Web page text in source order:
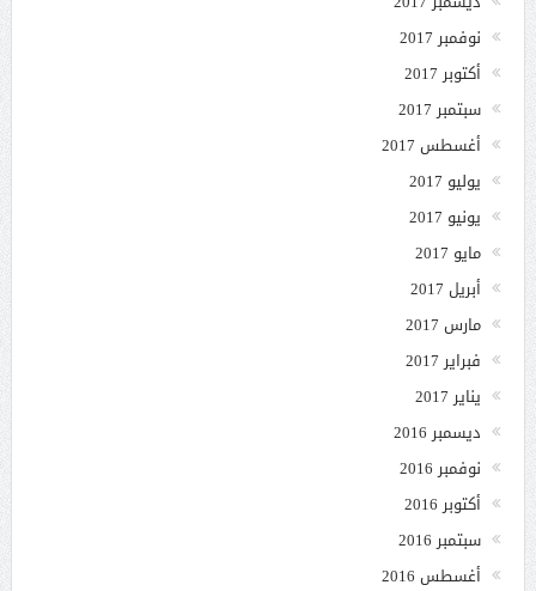
نوفمبر 2017
أكتوبر 2017
سبتمبر 2017
أغسطس 2017
يوليو 2017
يونيو 2017
مايو 2017
أبريل 2017
مارس 2017
فبراير 2017
يناير 2017
ديسمبر 2016
نوفمبر 2016
أكتوبر 2016
سبتمبر 2016
أغسطس 2016